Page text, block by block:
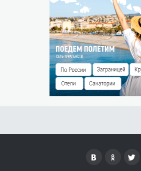
следующего дня.
Штраф за незаезд — % от суммы